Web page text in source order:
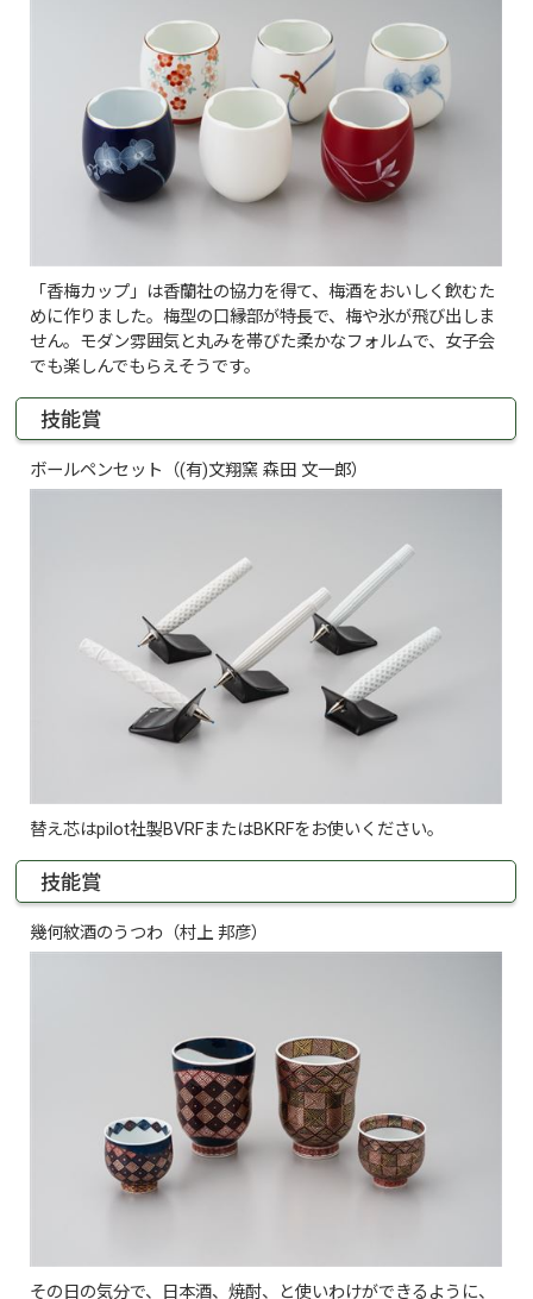
「香梅カップ」は香蘭社の協力を得て、梅酒をおいしく飲むた
めに作りました。梅型の口縁部が特長で、梅や氷が飛び出しま
せん。モダン雰囲気と丸みを帯びた柔かなフォルムで、女子会
でも楽しんでもらえそうです。
技能賞
ボールペンセット（(有)文翔窯 森田 文一郎）
替え芯はpilot社製BVRFまたはBKRFをお使いください。
技能賞
幾何紋酒のうつわ（村上 邦彦）
その日の気分で、日本酒、焼酎、と使いわけができるように、